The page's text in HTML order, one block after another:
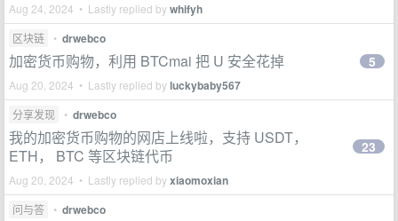
Aug 24, 2024 • Lastly replied bywhifyh
区块链 • drwebco
加密货币购物，利用 BTCmai 把 U 安全花掉
Aug 20, 2024 • Lastly replied byluckybaby567
5
分享发现 • drwebco
我的加密货币购物的网店上线啦，支持 USDT，
ETH， BTC 等区块链代币
Aug 20, 2024 • Lastly replied byxiaomoxian
23
问与答 • drwebco